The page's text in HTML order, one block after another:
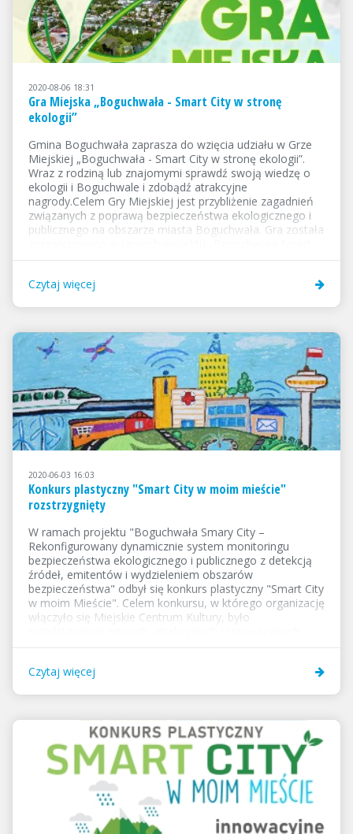
2020-08-06 18:31
Gra Miejska „Boguchwała - Smart City w stronę
ekologii”
Gmina Boguchwała zaprasza do wzięcia udziału w Grze
Miejskiej „Boguchwała - Smart City w stronę ekologii”.
Wraz z rodziną lub znajomymi sprawdź swoją wiedzę o
ekologii i Boguchwale i zdobądź atrakcyjne
nagrody.Celem Gry Miejskiej jest przybliżenie zagadnień
związanych z poprawą bezpieczeństwa ekologicznego i
publicznego na obszarze miasta Boguchwała. Gra została
źródeł, emitentów i wydzieleniem obszarów
Techniczna 2014-2020.Gra odbędzie się w sobotę 29
sierpnia 2020 roku...
Czytaj więcej
2020-06-03 16:03
Konkurs plastyczny "Smart City w moim mieście"
rozstrzygnięty
W ramach projektu "Boguchwała Smary City –
Rekonfigurowany dynamicznie system monitoringu
bezpieczeństwa ekologicznego i publicznego z detekcją
źródeł, emitentów i wydzieleniem obszarów
bezpieczeństwa" odbył się konkurs plastyczny "Smart City
w moim Mieście". Celem konkursu, w którego organizację
włączyło się Miejskie Centrum Kultury, było
został podzielony na 3 kategorie wiekowe: uczniowie klas
plastyczne oceniała komisja w składzie:...
Czytaj więcej